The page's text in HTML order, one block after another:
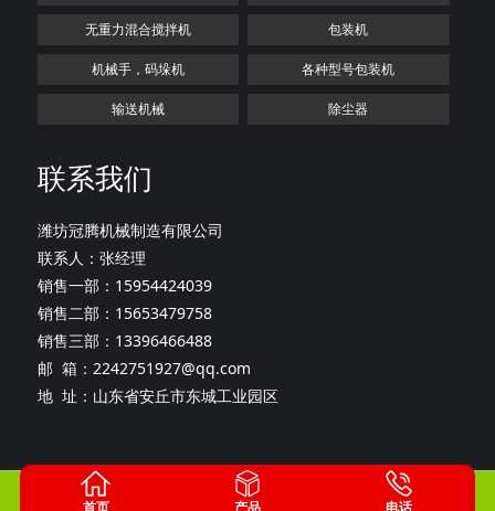
无重力混合搅拌机 包装机
机械手，码垛机 各种型号包装机
输送机械 除尘器
联系我们
潍坊冠腾机械制造有限公司
联系人：张经理
销售一部：15954424039
销售二部：15653479758
销售三部：13396466488
邮 箱：2242751927@qq.com
地 址：山东省安丘市东城工业园区
版权所有：潍坊冠腾机械制造有限公司 鲁ICP备20027165号-1
首页 产品 电话